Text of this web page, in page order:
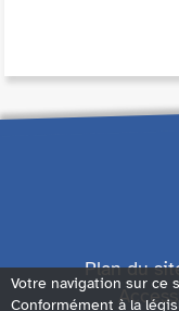
Plan du
Votre navigation sur ce
Conformément à la